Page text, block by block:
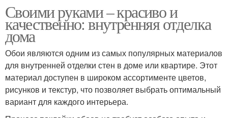
Своими руками – красиво и
качественно: внутренняя отделка
дома
Обои являются одним из самых популярных материалов
для внутренней отделки стен в доме или квартире. Этот
материал доступен в широком ассортименте цветов,
рисунков и текстур, что позволяет выбрать оптимальный
вариант для каждого интерьера.